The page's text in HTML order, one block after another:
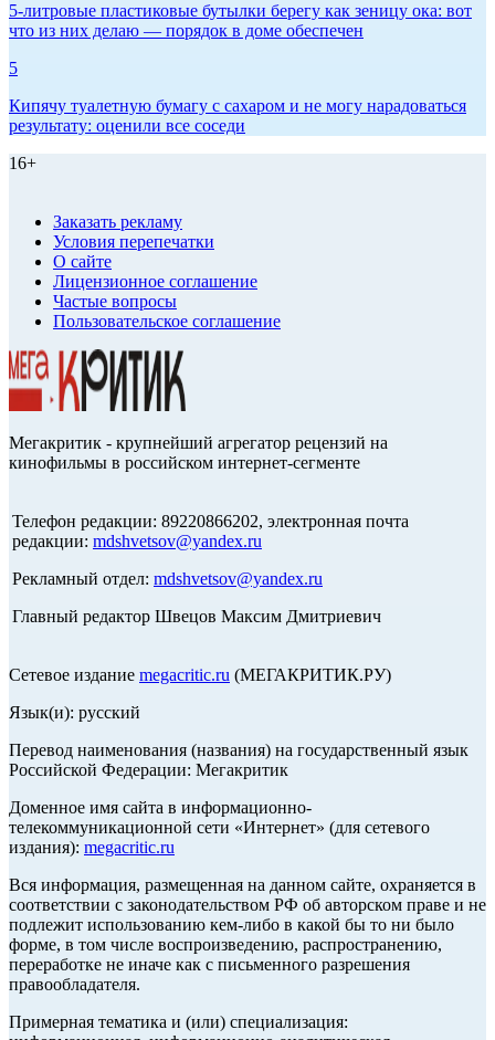
5-литровые пластиковые бутылки берегу как зеницу ока: вот
что из них делаю — порядок в доме обеспечен
5
Кипячу туалетную бумагу с сахаром и не могу нарадоваться
результату: оценили все соседи
16+
Заказать рекламу
Условия перепечатки
О сайте
Лицензионное соглашение
Частые вопросы
Пользовательское соглашение
Мегакритик - крупнейший агрегатор рецензий на
кинофильмы в российском интернет-сегменте
Телефон редакции: 89220866202, электронная почта
редакции: mdshvetsov@yandex.ru
Рекламный отдел: mdshvetsov@yandex.ru
Главный редактор Швецов Максим Дмитриевич
Сетевое издание megacritic.ru (МЕГАКРИТИК.РУ)
Язык(и): русский
Перевод наименования (названия) на государственный язык
Российской Федерации: Мегакритик
Доменное имя сайта в информационно-
телекоммуникационной сети «Интернет» (для сетевого
издания): megacritic.ru
Вся информация, размещенная на данном сайте, охраняется в
соответствии с законодательством РФ об авторском праве и не
подлежит использованию кем-либо в какой бы то ни было
форме, в том числе воспроизведению, распространению,
переработке не иначе как с письменного разрешения
правообладателя.
Примерная тематика и (или) специализация: